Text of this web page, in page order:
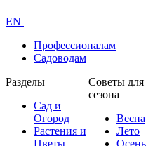
EN
Профессионалам
Садоводам
Разделы
Сад и
Огород
Растения и
Цветы
Советы для
сезона
Весна
Лето
Осень